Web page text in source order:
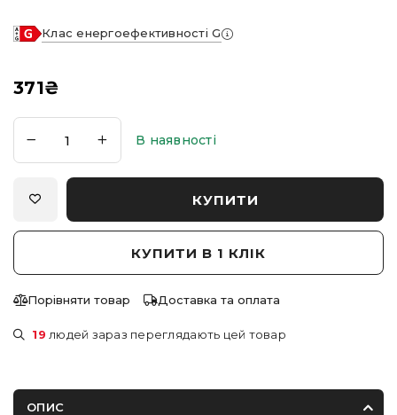
Клас енергоефективності G
371₴
В наявності
КУПИТИ
КУПИТИ В 1 КЛІК
Порівняти товар Доставка та оплата
19 людей зараз переглядають цей товар
ОПИС